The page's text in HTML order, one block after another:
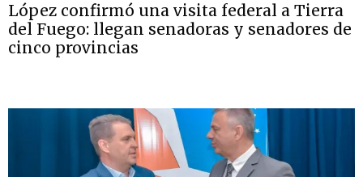
López confirmó una visita federal a Tierra
del Fuego: llegan senadoras y senadores de
cinco provincias